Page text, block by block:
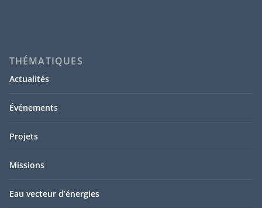
THÉMATIQUES
Actualités
Événements
Projets
Missions
Eau vecteur d’énergies